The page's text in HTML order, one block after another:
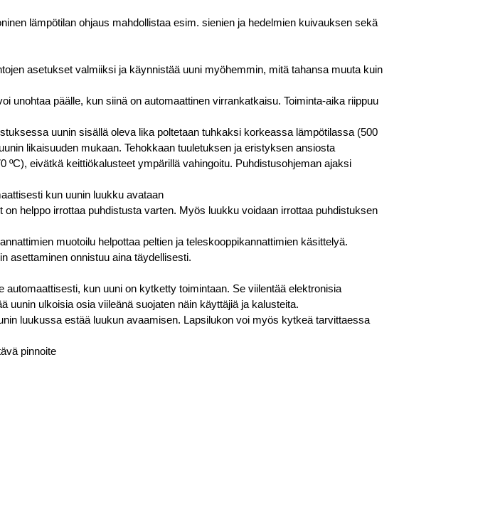
lämpötilan ohjaus mahdollistaa esim. sienien ja hedelmien kuivauksen sekä
asetukset valmiiksi ja käynnistää uuni myöhemmin, mitä tahansa muuta kuin
unohtaa päälle, kun siinä on automaattinen virrankatkaisu. Toiminta-aika riippuu
uunin sisällä oleva lika poltetaan tuhkaksi korkeassa lämpötilassa (500
likaisuuden mukaan. Tehokkaan tuuletuksen ja eristyksen ansiosta
ºC), eivätkä keittiökalusteet ympärillä vahingoitu. Puhdistusohjeman ajaksi
kun uunin luukku avataan
on helppo irrottaa puhdistusta varten. Myös luukku voidaan irrottaa puhdistuksen
muotoilu helpottaa peltien ja teleskooppikannattimien käsittelyä.
asettaminen onnistuu aina täydellisesti.
automaattisesti, kun uuni on kytketty toimintaan. Se viilentää elektronisia
uunin ulkoisia osia viileänä suojaten näin käyttäjiä ja kalusteita.
luukussa estää luukun avaamisen. Lapsilukon voi myös kytkeä tarvittaessa
pinnoite